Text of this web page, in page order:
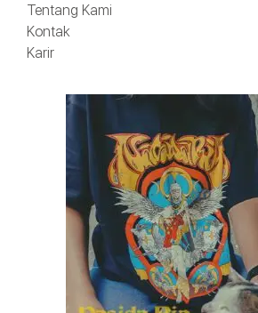
Tentang Kami
Kontak
Karir